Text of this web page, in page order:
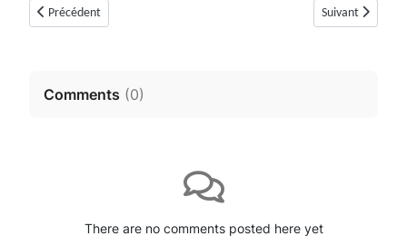
Article précédent : Menhirs Pascatti (Ramatuelle, Var)
Précédent Article suivant :
Suivant
Comments (0)
There are no comments posted here yet